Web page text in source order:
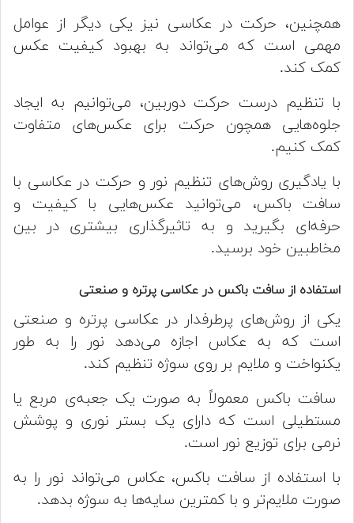
همچنین، حرکت در عکاسی نیز یکی دیگر از عوامل
مهمی است که می‌تواند به بهبود کیفیت عکس
کمک کند.
با تنظیم درست حرکت دوربین، می‌توانیم به ایجاد
جلوه‌هایی همچون حرکت برای عکس‌های متفاوت
کمک کنیم.
با یادگیری روش‌های تنظیم نور و حرکت در عکاسی با
سافت باکس، می‌توانید عکس‌هایی با کیفیت و
حرفه‌ای بگیرید و به تاثیرگذاری بیشتری در بین
مخاطبین خود برسید.
استفاده از سافت باکس در عکاسی پرتره و صنعتی
یکی از روش‌های پرطرفدار در عکاسی پرتره و صنعتی
است که به عکاس اجازه می‌دهد نور را به طور
یکنواخت و ملایم بر روی سوژه تنظیم کند.
سافت باکس معمولاً به صورت یک جعبه‌ی مربع یا
مستطیلی است که دارای یک بستر نوری و پوشش
نرمی برای توزیع نور است.
با استفاده از سافت باکس، عکاس می‌تواند نور را به
صورت ملایم‌تر و با کمترین سایه‌ها به سوژه بدهد.